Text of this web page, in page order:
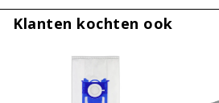
Klanten kochten ook